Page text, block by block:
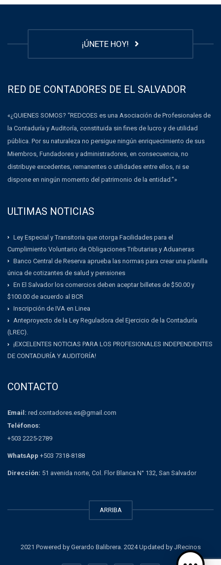
¡ÚNETE HOY!
RED DE CONTADORES DE EL SALVADOR
«¿QUIENES SOMOS? “REDCOES es una Asociación de Profesionales de
la Contaduría y Auditoría, constituida sin fines de lucro y de utilidad
pública. Por su naturaleza no persigue ningún enriquecimiento de sus
Miembros, Fundadores y administradores, en consecuencia, no
distribuye excedentes, remanentes o utilidades entre ellos, ni se
dispone en ningún momento del patrimonio de la entidad.”»
ULTIMAS NOTICIAS
Ley Especial y Transitoria que otorga Facilidades para el
Cumplimiento Voluntario de Obligaciones Tributarias y Aduaneras
Banco Central de Reserva aprueba las normas para crear una planilla
única de cotizantes de salud y pensiones
En El Salvador los comercios deben aceptar billetes de $50.00 y
$100.00 de acuerdo al BCR
Inscripción de IVA en Linea
Anteproyecto de la Ley Reguladora del Ejercicio de la Contaduría
(LREC).
¡EXCELENTES NOTICIAS PARA LOS PROFESIONALES INDEPENDIENTES
DE CONTADURÍA Y AUDITORÍA!
CONTACTO
Email: red.contadores.es@gmail.com
Teléfonos:
+503 2225-2789
WhatsApp +503 7318-8188
Dirección: 51 avenida norte, Col. Flor Blanca N° 132, San Salvador
ARRIBA
2021 Powered by Gerardo Balibrera. 2024 Updated by JRecinos